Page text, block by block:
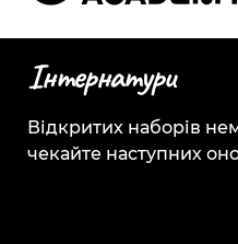
Інтернатури
Відкритих наборів
чекайте наступних